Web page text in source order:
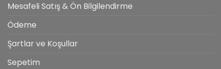
Mesafeli Satış & Ön Bilgilendirme
Ödeme
Şartlar ve Koşullar
Sepetim